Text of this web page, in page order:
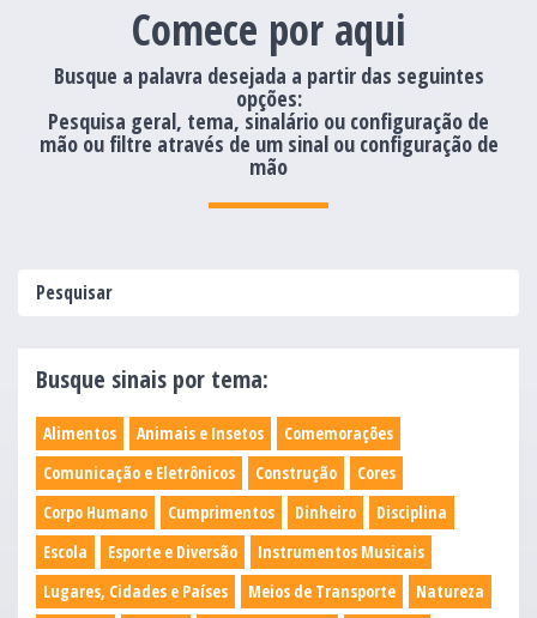
Comece por aqui
Busque a palavra desejada a partir das seguintes
opções:
Pesquisa geral, tema, sinalário ou configuração de
mão ou filtre através de um sinal ou configuração de
mão
Busque sinais por tema:
Alimentos Animais e Insetos
Comemorações
Comunicação e Eletrônicos
Construção
Cores
Corpo Humano
Cumprimentos Dinheiro
Disciplina
Escola
Esporte e Diversão
Instrumentos Musicais
Lugares, Cidades e Países
Meios de Transporte
Natureza